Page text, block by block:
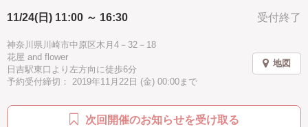
経糸の張り方、基本の織り方を学びます。
幅約15cm×たて約45cmのタペストリーを1点作っていきます。
11:00~13:00
経糸の張り方・フリンジの作り方を学ぶ
受付終了
11/24(日) 11:00 ～ 16:30
神奈川県川崎市中原区木月4－32－18
花屋 and flower
日吉駅東口より左方向に徒歩6分
予約受付締切： 2019年11月22日 (金) 00:00まで
地図
次回開催のお知らせを受け取る